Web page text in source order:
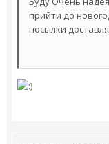
прийти до
посылки